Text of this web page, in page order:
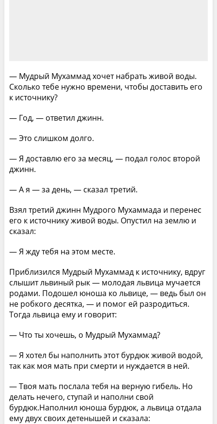
— Мудрый Мухаммад хочет набрать живой воды.
Сколько тебе нужно времени, чтобы доставить его
к источнику?
— Год, — ответил джинн.
— Это слишком долго.
— Я доставлю его за месяц, — подал голос второй
джинн.
— А я — за день, — сказал третий.
Взял третий джинн Мудрого Мухаммада и перенес
его к источнику живой воды. Опустил на землю и
сказал:
— Я жду тебя на этом месте.
Приблизился Мудрый Мухаммад к источнику, вдруг
слышит львиный рык — молодая львица мучается
родами. Подошел юноша ко львице, — ведь был он
не робкого десятка, — и помог ей разродиться.
Тогда львица ему и говорит:
— Что ты хочешь, о Мудрый Мухаммад?
— Я хотел бы наполнить этот бурдюк живой водой,
так как моя мать при смерти и нуждается в ней.
— Твоя мать послала тебя на верную гибель. Но
делать нечего, ступай и наполни свой
бурдюк.Наполнил юноша бурдюк, а львица отдала
ему двух своих детенышей и сказала: